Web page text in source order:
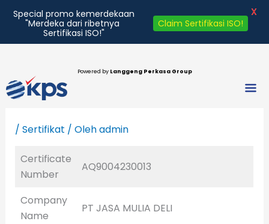
konten
Powered by Langgeng Perkasa Group
/ Sertifikat / Olehadmin
Certificate
Number
AQ9004230013
Company
Name
PT JASA MULIA DELI
Special promo kemerdekaan
"Merdeka dari ribetnya
Sertifikasi ISO!"
Claim Sertifikasi ISO!
X